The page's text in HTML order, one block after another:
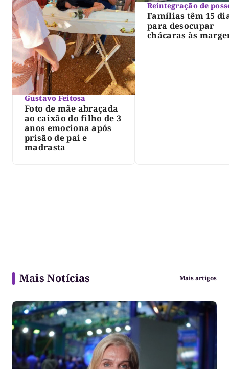
Gustavo Feitosa
Foto de mãe abraçada
ao caixão do filho de 3
anos emociona após
prisão de pai e
madrasta
Reintegração de
Famílias têm 15
para desocupar
chácaras às
Mais Notícias Mais artigos